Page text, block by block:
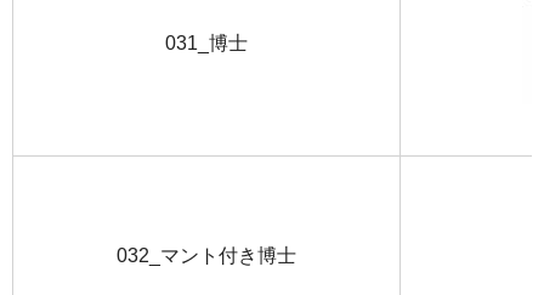
031_博士
032_マント付き博士